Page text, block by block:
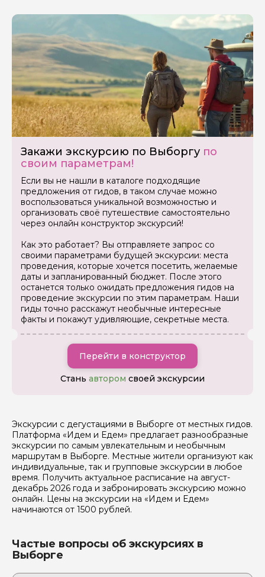
Закажи экскурсию по Выборгу по
своим параметрам!
Если вы не нашли в каталоге подходящие
предложения от гидов, в таком случае можно
воспользоваться уникальной возможностью и
организовать своё путешествие самостоятельно
через онлайн конструктор экскурсий!
Как это работает? Вы отправляете запрос со
своими параметрами будущей экскурсии: места
проведения, которые хочется посетить, желаемые
даты и запланированный бюджет. После этого
останется только ожидать предложения гидов на
проведение экскурсии по этим параметрам. Наши
гиды точно расскажут необычные интересные
факты и покажут удивляющие, секретные места.
Перейти в конструктор
Стань автором своей экскурсии
Экскурсии с дегустациями в Выборге от местных гидов.
Платформа «Идем и Едем» предлагает разнообразные
экскурсии по самым увлекательным и необычным
маршрутам в Выборге. Местные жители организуют как
индивидуальные, так и групповые экскурсии в любое
время. Получить актуальное расписание на август-
декабрь 2026 года и забронировать экскурсию можно
онлайн. Цены на экскурсии на «Идем и Едем»
начинаются от 1500 рублей.
Частые вопросы об экскурсиях в
Выборге
Задайте свой вопрос гиду
Как вас зовут
Ваша электронная почта
Ваш номер телефона
Вопросы и комментарии
Если у вас есть интересующие вопросы, можете их
задать
Я даю своё согласие на обработку персональных